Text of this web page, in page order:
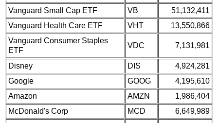
Vanguard Small Cap ETF VB
51,132,411
Vanguard Health Care ETF
VHT
13,550,866
Vanguard Consumer Staples
ETF
VDC 7,131,981
Disney DIS
4,924,281
Google
GOOG
4,195,610
Amazon
AMZN
1,986,404
McDonald's Corp
MCD
6,649,989